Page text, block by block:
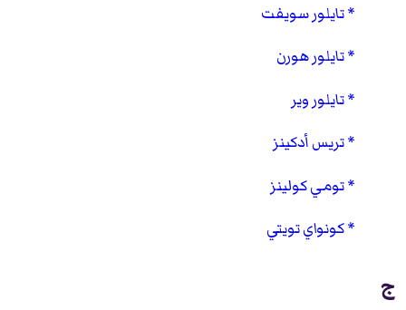
تايلور سويفت
تايلور هورن
تايلور وير
تريس أدكينز
تومي كولينز
كونواي تويتي
ج